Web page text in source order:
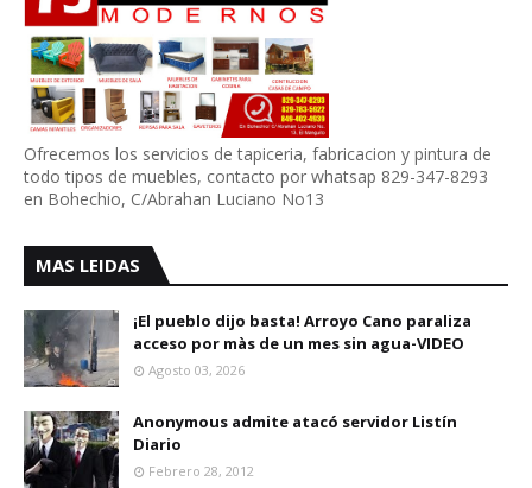
Ofrecemos los servicios de tapiceria, fabricacion y pintura de
todo tipos de muebles, contacto por whatsap 829-347-8293
en Bohechio, C/Abrahan Luciano No13
MAS LEIDAS
¡El pueblo dijo basta! Arroyo Cano paraliza
acceso por màs de un mes sin agua-VIDEO
Agosto 03, 2026
Anonymous admite atacó servidor Listín
Diario
Febrero 28, 2012